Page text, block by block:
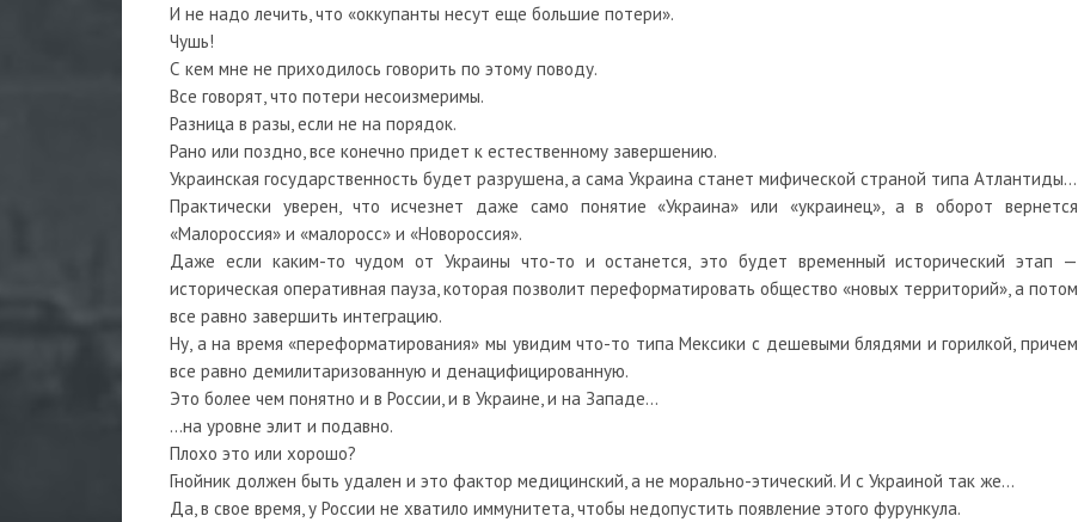
И не надо лечить, что «оккупанты несут еще большие потери».
Чушь!
С кем мне не приходилось говорить по этому поводу.
Все говорят, что потери несоизмеримы.
Разница в разы, если не на порядок.
Рано или поздно, все конечно придет к естественному завершению.
Украинская государственность будет разрушена, а сама Украина станет мифической страной типа Атлантиды…
Практически уверен, что исчезнет даже само понятие «Украина» или «украинец», а в оборот вернется
«Малороссия» и «малоросс» и «Новороссия».
Даже если каким-то чудом от Украины что-то и останется, это будет временный исторический этап —
историческая оперативная пауза, которая позволит переформатировать общество «новых территорий», а потом
все равно завершить интеграцию.
Ну, а на время «переформатирования» мы увидим что-то типа Мексики с дешевыми блядями и горилкой, причем
все равно демилитаризованную и денацифицированную.
Это более чем понятно и в России, и в Украине, и на Западе…
…на уровне элит и подавно.
Плохо это или хорошо?
Гнойник должен быть удален и это фактор медицинский, а не морально-этический. И с Украиной так же…
Да, в свое время, у России не хватило иммунитета, чтобы недопустить появление этого фурункула.